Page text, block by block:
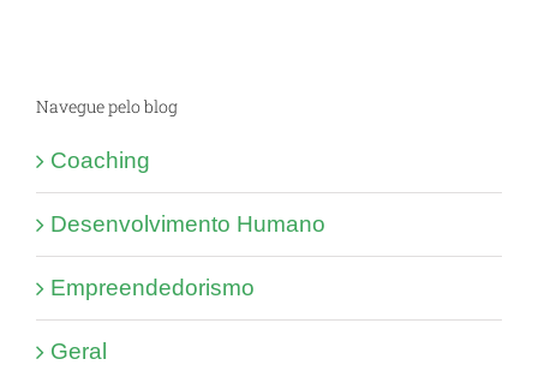
Navegue pelo blog
Coaching
Desenvolvimento Humano
Empreendedorismo
Geral